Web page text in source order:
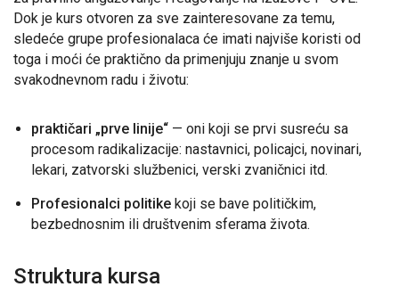
Dok je kurs otvoren za sve zainteresovane za temu,
sledeće grupe profesionalaca će imati najviše koristi od
toga i moći će praktično da primenjuju znanje u svom
svakodnevnom radu i životu:
praktičari „prve linije“ — oni koji se prvi susreću sa
procesom radikalizacije: nastavnici, policajci, novinari,
lekari, zatvorski službenici, verski zvaničnici itd.
Profesionalci politike koji se bave političkim,
bezbednosnim ili društvenim sferama života.
Struktura kursa